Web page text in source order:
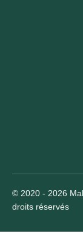
© 2020 - 2026
droits réservés